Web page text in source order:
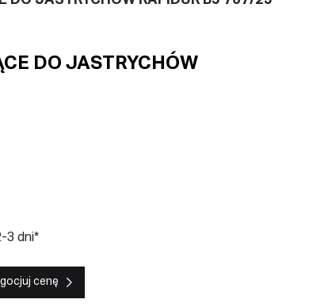
DO JASTRYCHÓW
3 dni*
cenę